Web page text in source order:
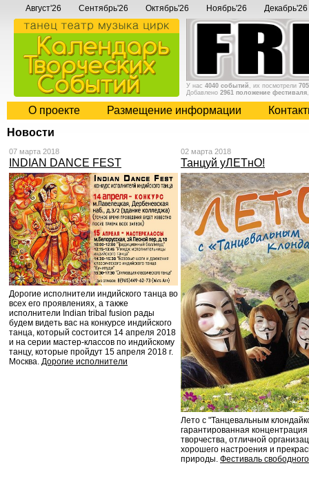
Август'26 Сентябрь'26 Октябрь'26 Ноябрь'26 Декабрь'26
У нас 4040 событий , их посмотрели
Добавлено 2961 положение фестиваля
О проекте Размещение информации
Новости
07 марта 2018
INDIAN DANCE FEST
Дорогие исполнители индийского танца во
всех его проявлениях, а также
исполнители Indian tribal fusion рады
будем видеть вас на конкурсе индийского
танца, который состоится 14 апреля 2018
и на серии мастер-классов по индийскому
танцу, которые пройдут 15 апреля 2018 г.
Москва. Дорогие исполнители
02 марта 2018
Танцуй уЛЕТнО!
Лето с "Танцевальным
гарантированная концентрация
творчества, отличной
хорошего настроения и
природы. Фестиваль